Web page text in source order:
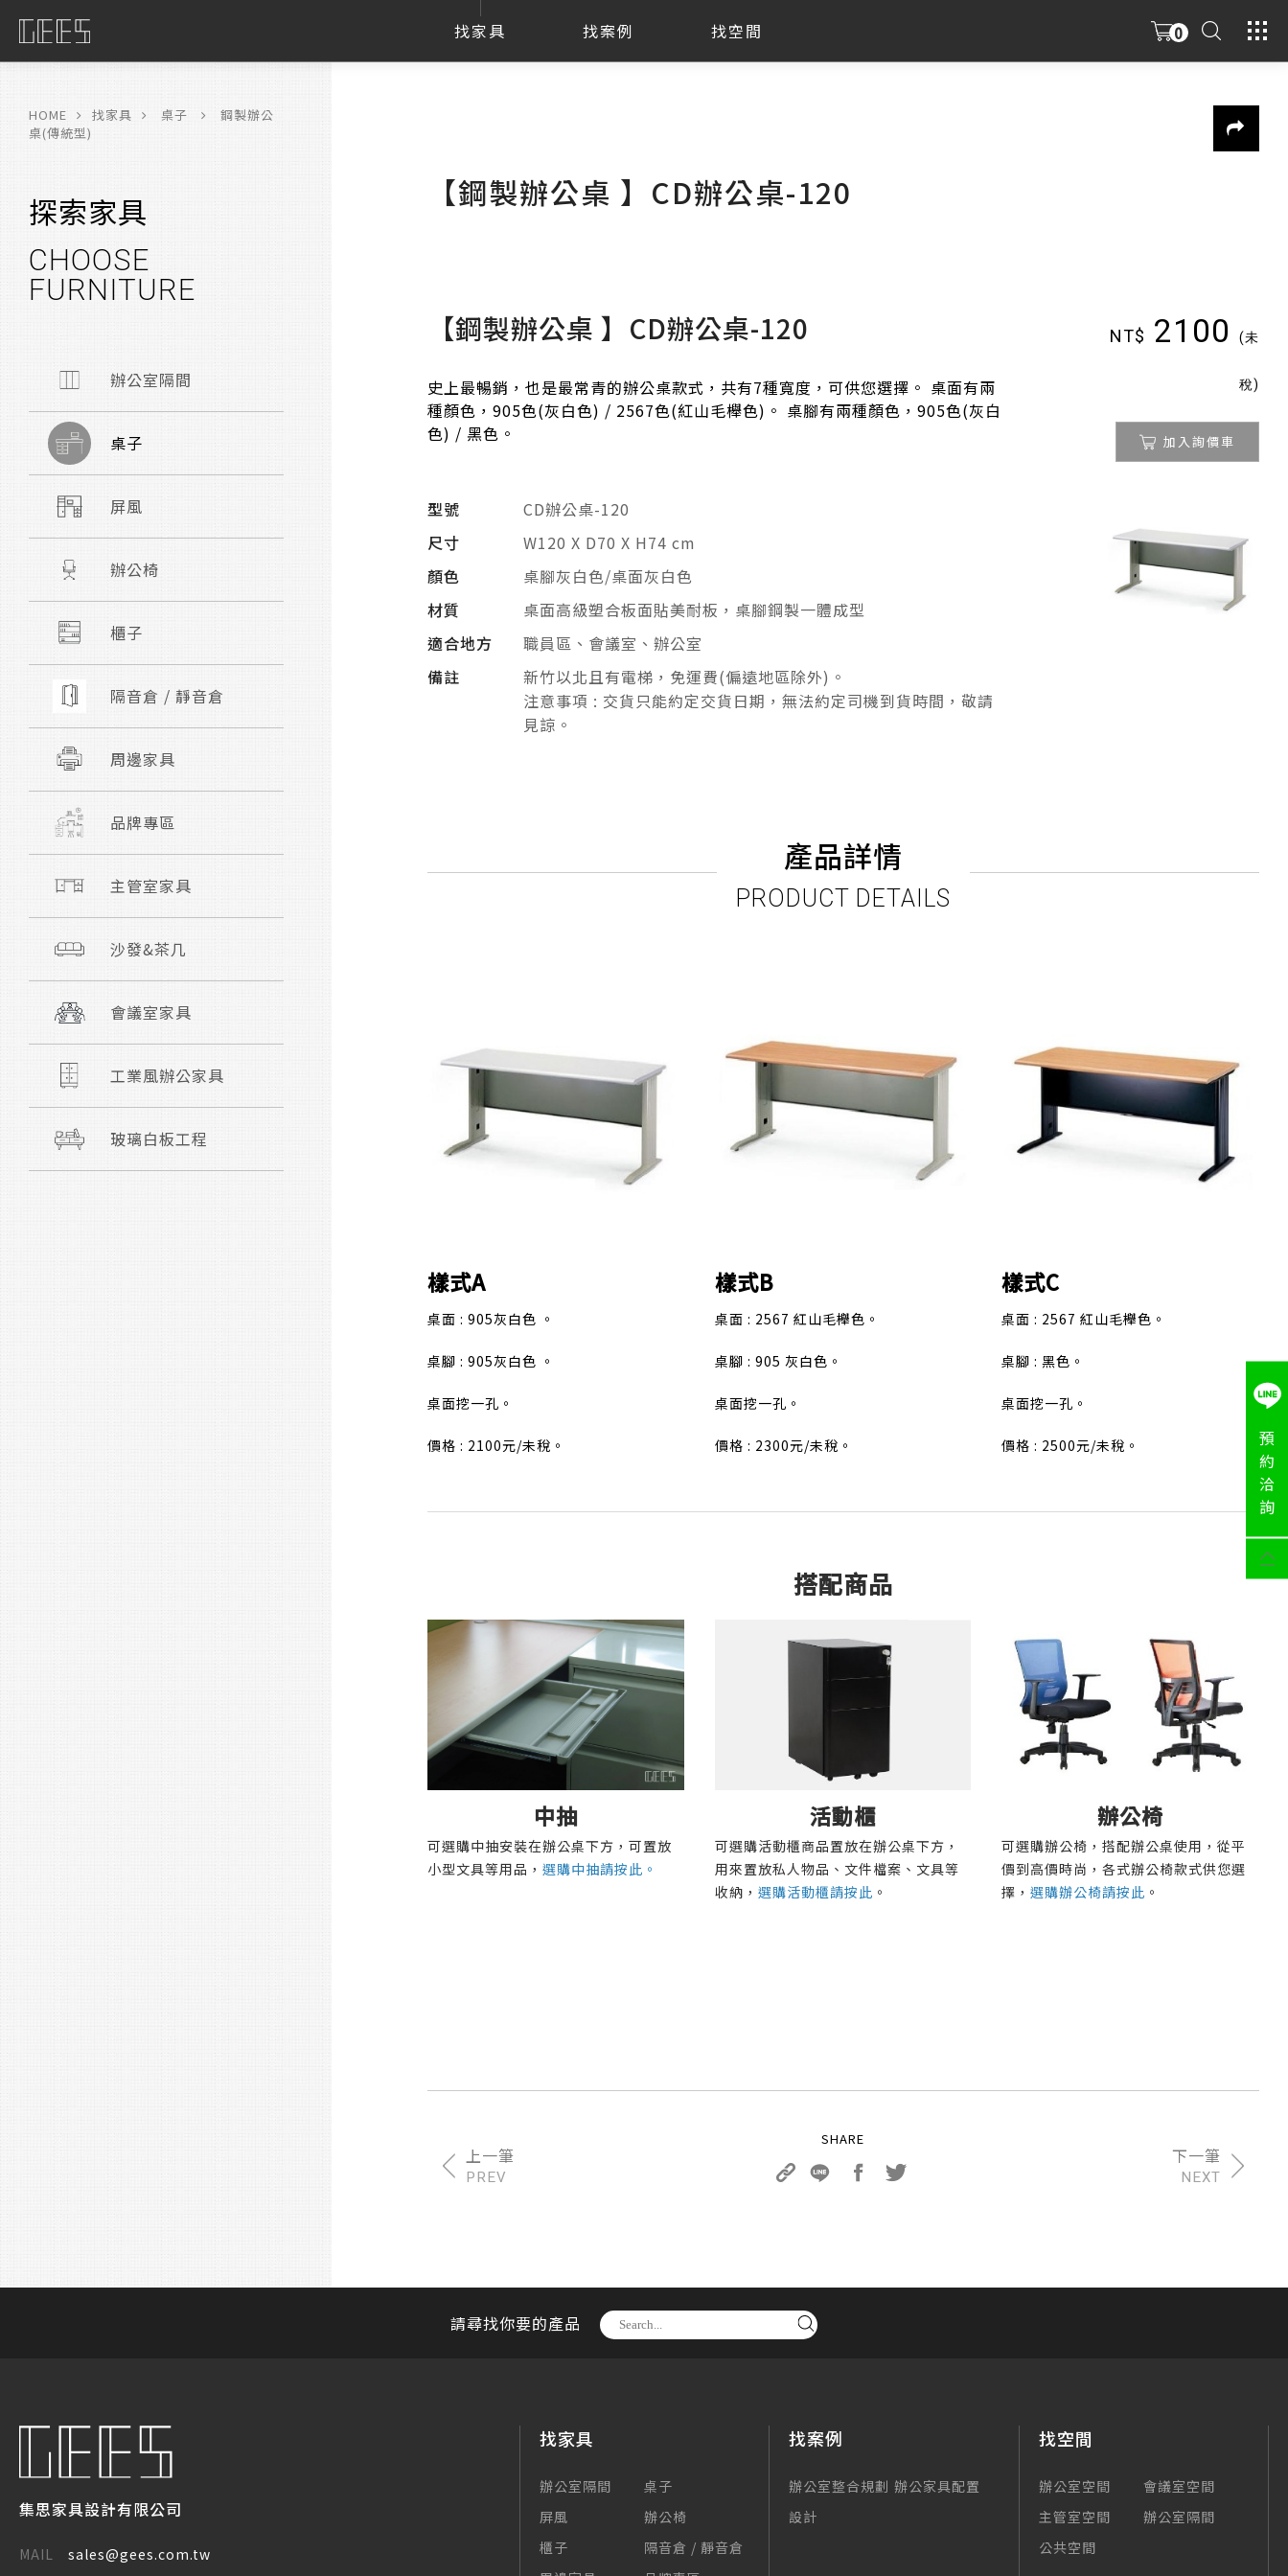
找家具 找案例 找空間 0
預
約
洽
詢
HOME 找家具 桌子
鋼製辦公
桌(傳統型)
探索家具
CHOOSE
FURNITURE
辦公室隔間
桌子
屏風
辦公椅
櫃子
隔音倉 / 靜音倉
周邊家具
品牌專區
主管室家具
沙發&茶几
會議室家具
工業風辦公家具
玻璃白板工程
【鋼製辦公桌 】CD辦公桌-120
【鋼製辦公桌 】CD辦公桌-120
史上最暢銷，也是最常青的辦公桌款式，共有7種寬度，可供您選擇。 桌面有兩
種顏色，905色(灰白色) / 2567色(紅山毛櫸色)。 桌腳有兩種顏色，905色(灰白
色) / 黑色。
型號
CD辦公桌-120
尺寸
W120 X D70 X H74 cm
顏色
桌腳灰白色/桌面灰白色
材質
桌面高級塑合板面貼美耐板，桌腳鋼製一體成型
適合地方
職員區、會議室、辦公室
備註
新竹以北且有電梯，免運費(偏遠地區除外)。
注意事項 : 交貨只能約定交貨日期，無法約定司機到貨時間，敬請
見諒。
NT$ 2100 (未
稅)
加入詢價車
產品詳情
PRODUCT DETAILS
樣式A
桌面 : 905灰白色 。
桌腳 : 905灰白色 。
桌面挖一孔。
價格 : 2100元/未稅。
樣式B
桌面 : 2567 紅山毛櫸色。
桌腳 : 905 灰白色。
桌面挖一孔。
價格 : 2300元/未稅。
樣式C
桌面 : 2567 紅山毛櫸色。
桌腳 : 黑色。
桌面挖一孔。
價格 : 2500元/未稅。
搭配商品
中抽
可選購中抽安裝在辦公桌下方，可置放
小型文具等用品， 選購中抽請按此。
活動櫃
可選購活動櫃商品置放在辦公桌下方，
用來置放私人物品、文件檔案、文具等
收納， 選購活動櫃請按此 。
辦公椅
可選購辦公椅，搭配辦公桌使用，從平
價到高價時尚，各式辦公椅款式供您選
擇，選購辦公椅請按此 。
PREV NEXT
請尋找你要的產品
集思家具設計有限公司
MAIL
sales@gees.com.tw
找家具
辦公室隔間
桌子
屏風
辦公椅
櫃子
隔音倉 / 靜音倉
找案例
辦公室整合規劃
設計
辦公家具配置
找空間
辦公室空間
會議室空間
主管室空間
辦公室隔間
公共空間